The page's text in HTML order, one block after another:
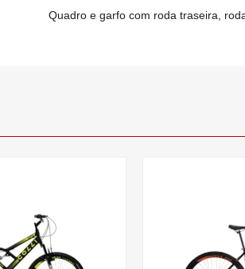
Quadro e garfo com roda traseira,